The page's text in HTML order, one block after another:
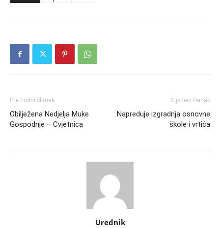
Prethodni članak
Obilježena Nedjelja Muke
Gospodnje – Cvjetnica
Sljedeći članak
Napreduje izgradnja osnovne
škole i vrtića
Urednik